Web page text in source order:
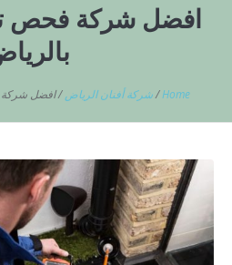
افضل شركة فحص
Home
/شركة أفنان الرياض /افضل شركة